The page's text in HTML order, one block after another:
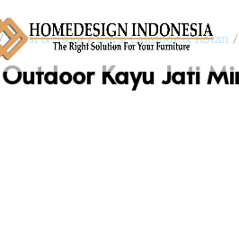
Kursi & Stool/Kursi Outdoor & Rotan
Kayu Jati